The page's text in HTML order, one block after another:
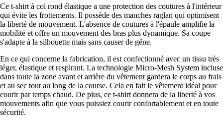
Ce t-shirt à col rond élastique a une protection des coutures à l'intérieur
qui évite les frottements. Il possède des manches raglan qui optimisent
la liberté de mouvement. L'absence de coutures à l'épaule amplifie la
mobilité et offre un mouvement des bras plus dynamique. Sa coupe
s'adapte à la silhouette mais sans causer de gêne.
En ce qui concerne la fabrication, il est confectionné avec un tissu très
léger, élastique et respirant. La technologie Micro-Mesh System incluse
dans toute la zone avant et arrière du vêtement gardera le corps au frais
et au sec tout au long de la course. Cela en fait le vêtement idéal pour
courir par temps chaud. De plus, ce t-shirt donnera de la liberté à vos
mouvements afin que vous puissiez courir confortablement et en toute
sécurité.